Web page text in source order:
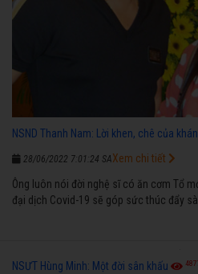
NSND Thanh Nam: Lời khen, chê của
28/06/2022 7:01:24 SA
Ông luôn nói đời nghệ sĩ có ăn cơm Tổ
đại dịch Covid-19 sẽ góp sức thúc đẩy
Xem chi tiết
NSƯT Hùng Minh: Một đời sân khấu